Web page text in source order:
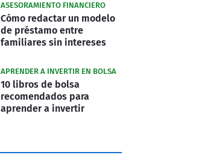
ASESORAMIENTO FINANCIERO
Cómo redactar un modelo
de préstamo entre
familiares sin intereses
APRENDER A INVERTIR EN BOLSA
10 libros de bolsa
recomendados para
aprender a invertir